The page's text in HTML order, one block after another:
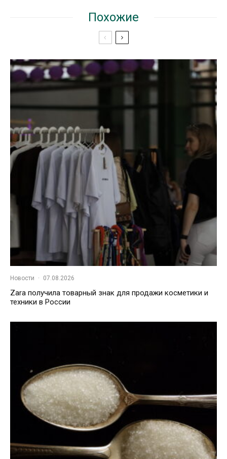
Похожие
Новости · 07.08.2026
Zara получила товарный знак для продажи косметики и
техники в России